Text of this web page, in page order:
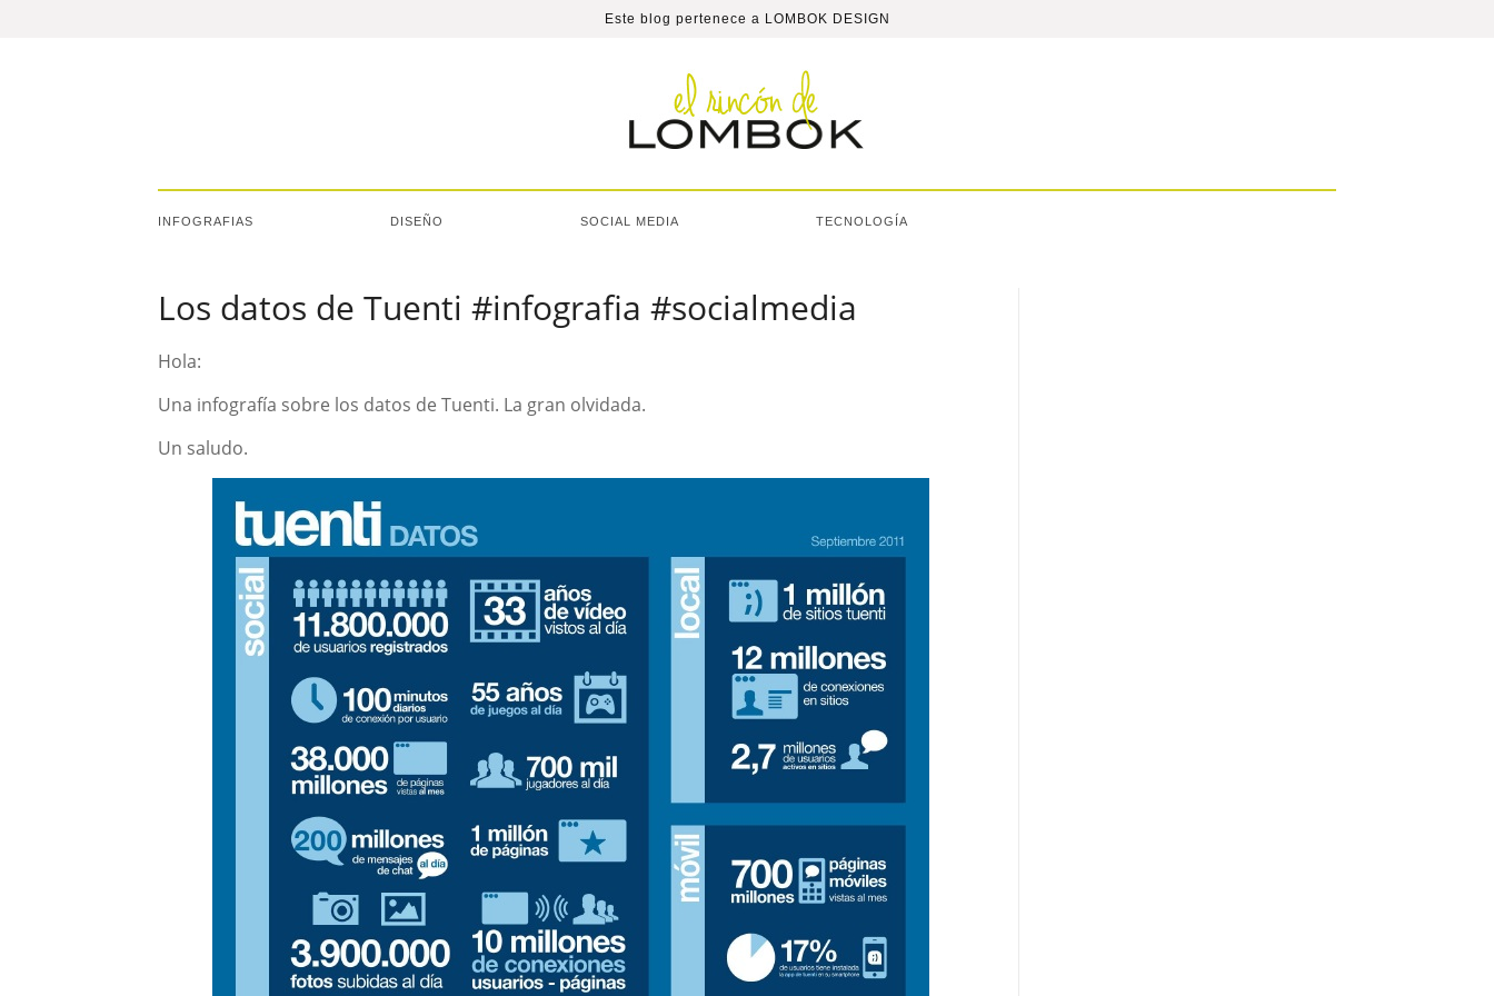
Este blog pertenece a LOMBOK DESIGN
INFOGRAFIAS DISEÑO SOCIAL MEDIA TECNOLOGÍA
Los datos de Tuenti #infografia #socialmedia
Hola:
Una infografía sobre los datos de Tuenti. La gran olvidada.
Un saludo.